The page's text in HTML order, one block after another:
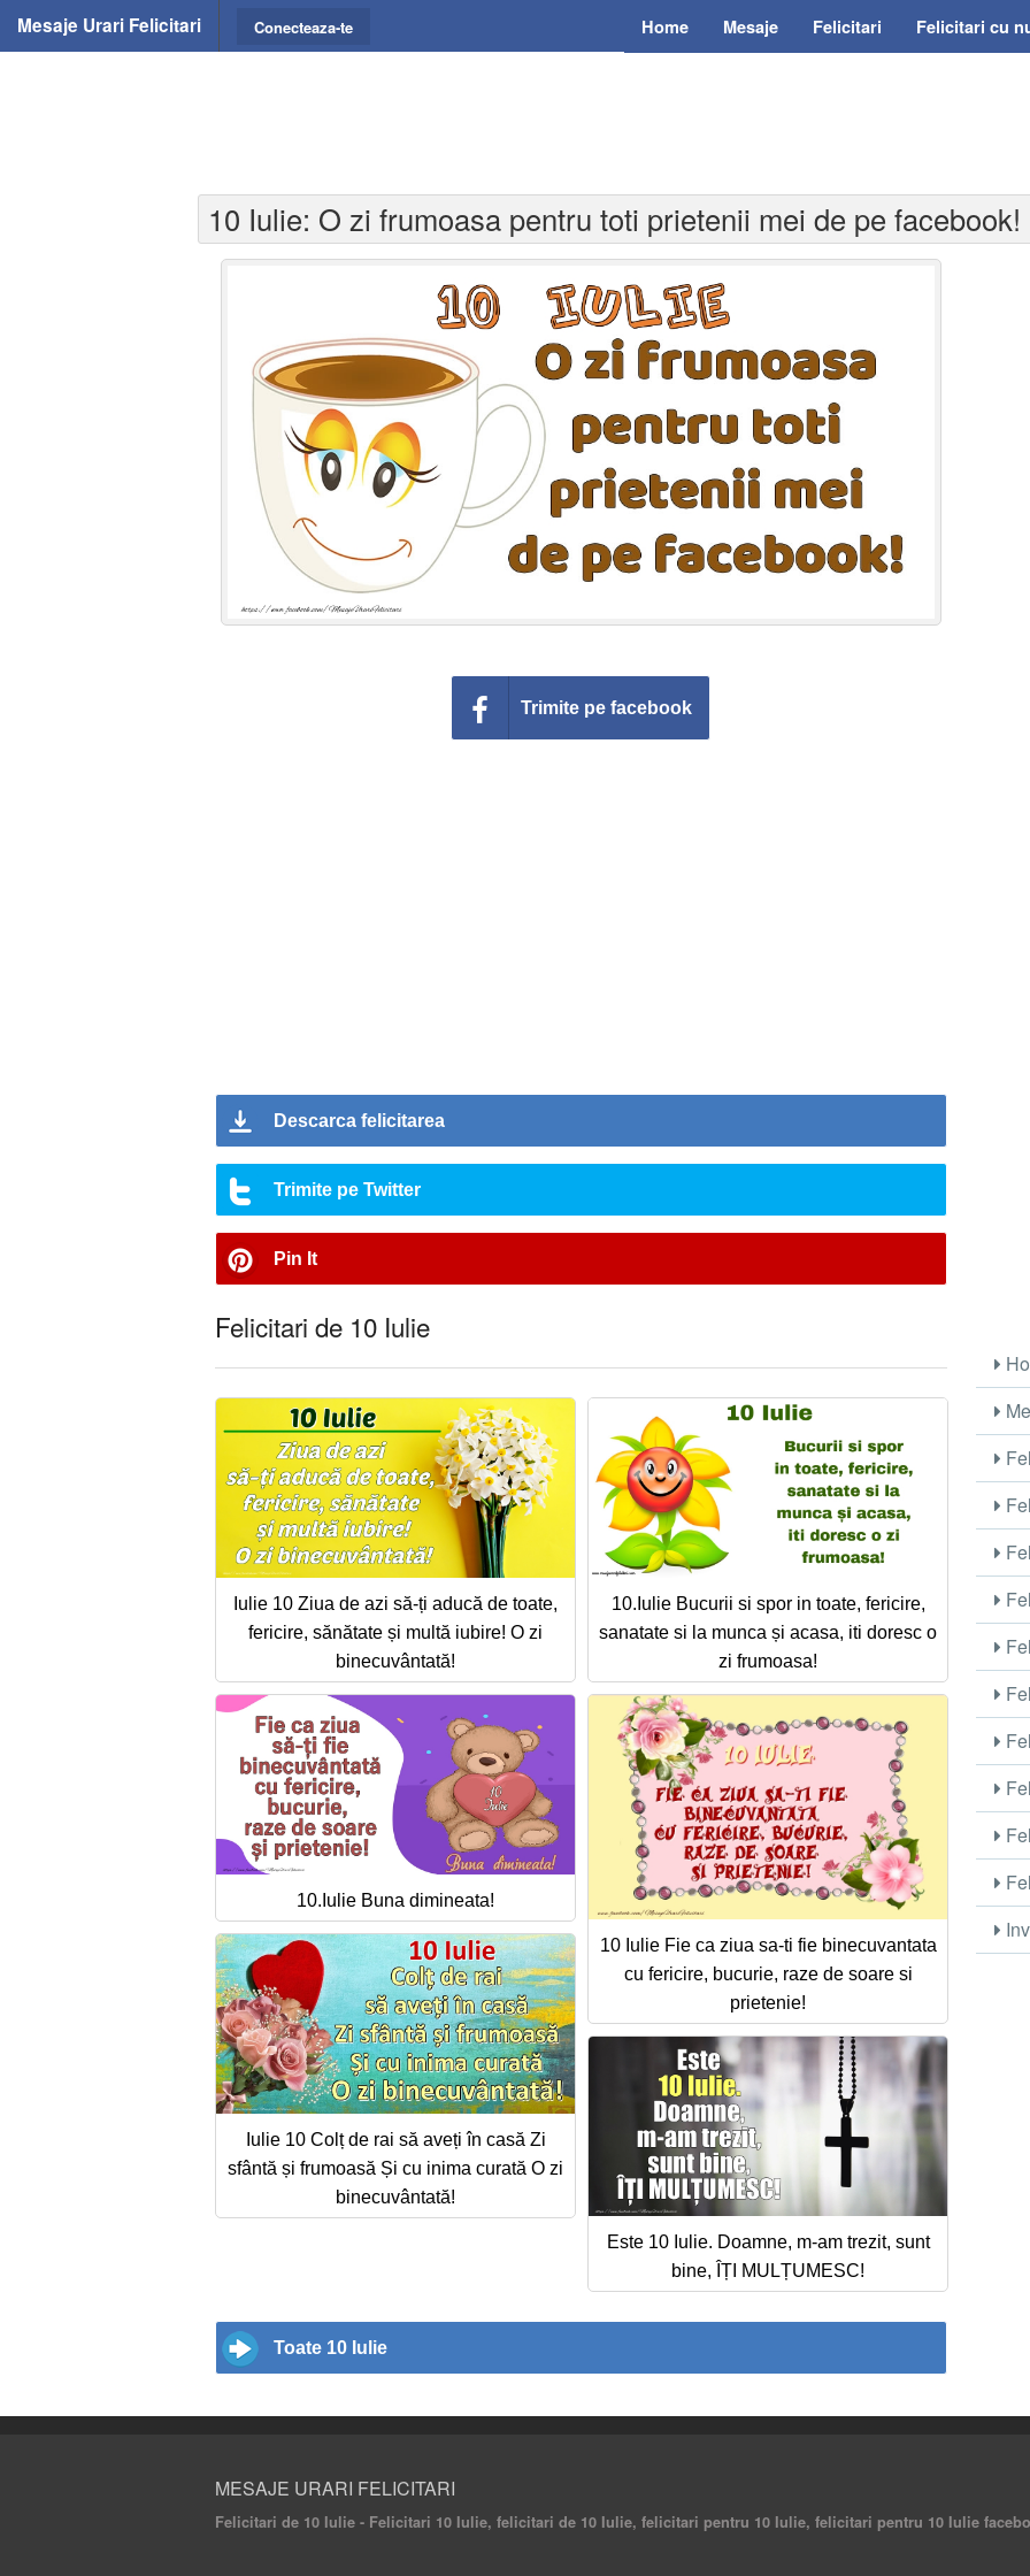
Mesaje Urari Felicitari Home Mesaje Felicitari Felicitari cu
Conecteaza-te
10 Iulie: O zi frumoasa pentru toti prietenii mei de pe facebook!
Trimite pe facebook
Descarca felicitarea
Trimite pe Twitter
Pin It
Felicitari de 10 Iulie
Iulie 10 Ziua de azi să-ți aducă de toate,
fericire, sănătate și multă iubire! O zi
binecuvântată!
10.Iulie Bucurii si spor in toate, fericire,
sanatate si la munca și acasa, iti doresc o
zi frumoasa!
10.Iulie Buna dimineata!
10 Iulie Fie ca ziua sa-ti fie binecuvantata
cu fericire, bucurie, raze de soare si
prietenie!
Iulie 10 Colț de rai să aveți în casă Zi
sfântă și frumoasă Și cu inima curată O zi
binecuvântată!
Este 10 Iulie. Doamne, m-am trezit, sunt
bine, ÎȚI MULȚUMESC!
Toate 10 Iulie
MESAJE URARI FELICITARI
Felicitari de 10 Iulie - Felicitari 10 Iulie, felicitari de 10 Iulie, felicitari pentru 10 Iulie, felicitari pentru 10 Iulie